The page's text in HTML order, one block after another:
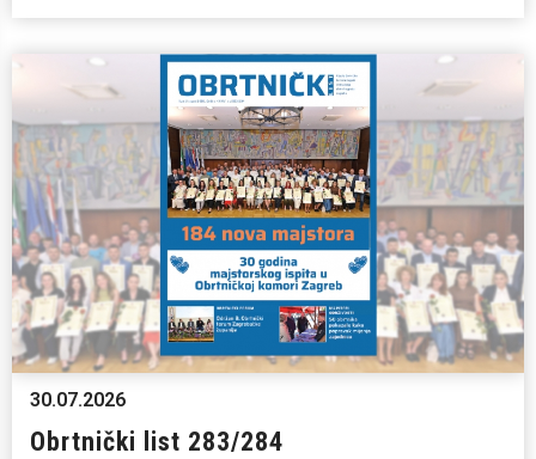
30.07.2026
Obrtnički list 283/284